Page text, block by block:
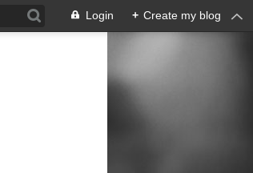
Login + Create my blog